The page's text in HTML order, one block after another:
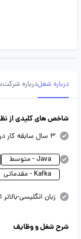
درباره شغلدرباره شرکت
شاخص های کلیدی از نظر
3 سال سابقه کار در گروه شغلی مشابه
Java - متوسط
Kafka - مقدماتی
زبان انگلیسی-
شرح شغل و وظایف